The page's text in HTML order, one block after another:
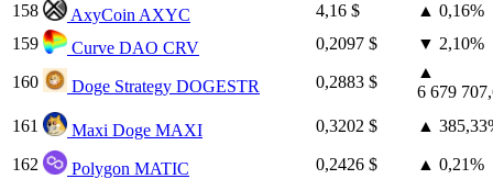
158
AxyCoin AXYC 4,16 $ ▲ 0,16%
159
Curve DAO CRV 0,2097 $ ▼ 2,10%
160 Doge Strategy DOGESTR 0,2883 $
▲
6 679
161
Maxi Doge MAXI 0,3202 $ ▲
162 Polygon MATIC 0,2426 $ ▲ 0,21%